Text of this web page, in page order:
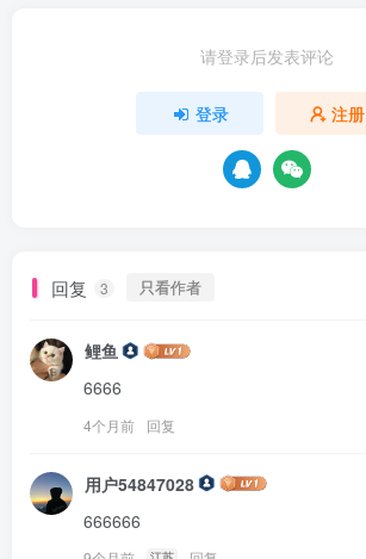
请登录后发表评论
登录 注册
回复 3 只看作者
鲤鱼
6666
4个月前 回复
用户54847028
666666